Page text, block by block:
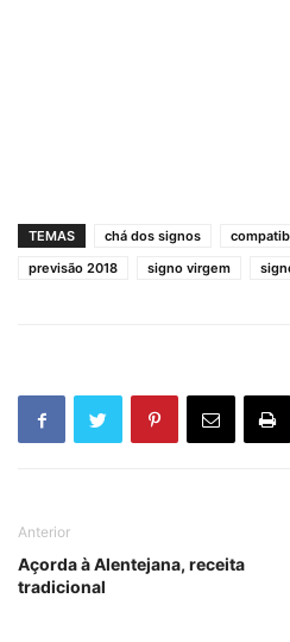
TEMAS chá dos signos
previsão 2018
signo virgem
Anterior
Açorda à Alentejana, receita
tradicional